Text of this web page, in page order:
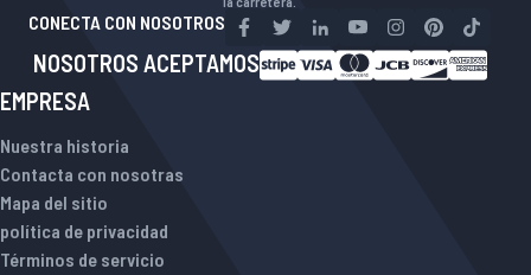
CONECTA CON NOSOTROS
NOSOTROS ACEPTAMOS
EMPRESA
Nuestra historia
Contacta con nosotras
Mapa del sitio
política de privacidad
Términos de servicio